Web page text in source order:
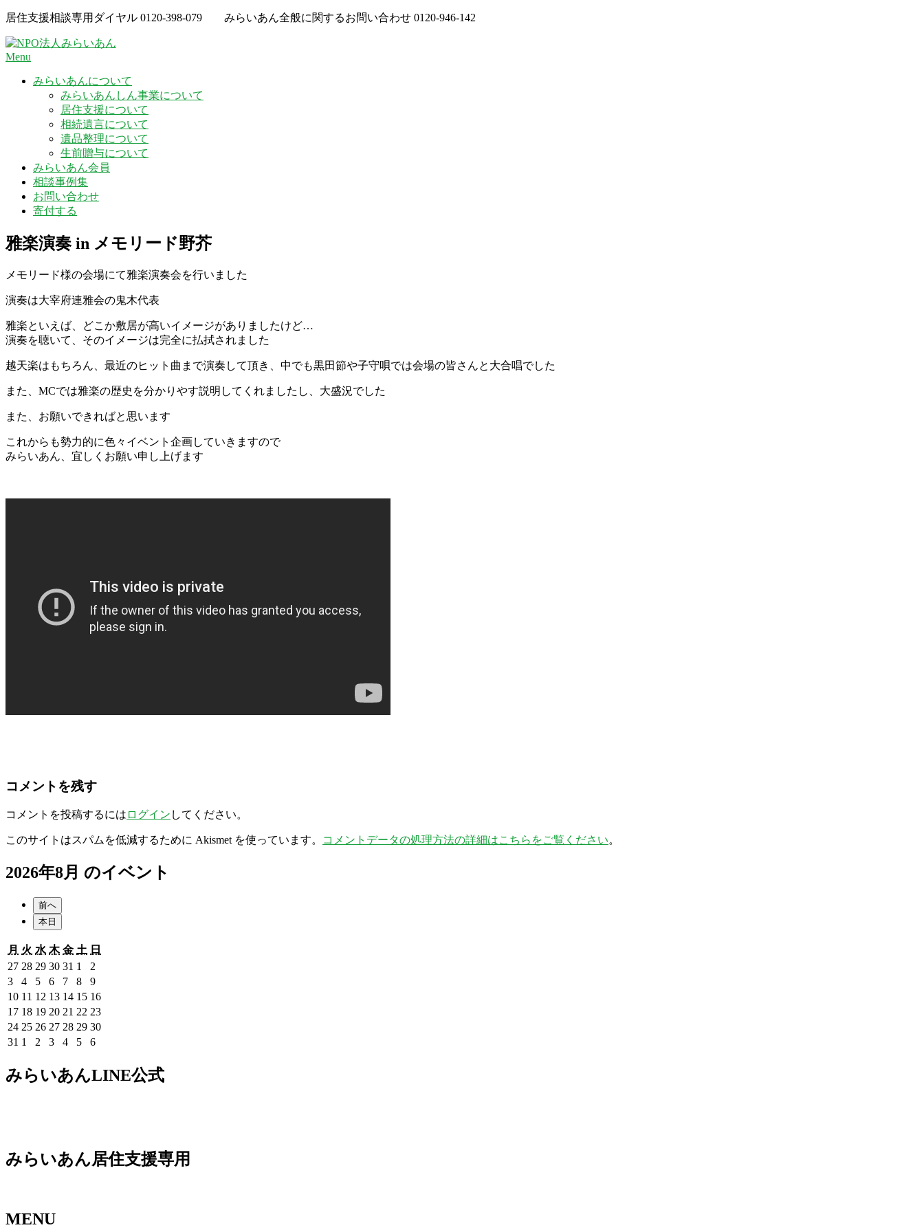
Skip
content
居住支援相談専用ダイヤル 0120-398-079 みらいあん全般に関するお問い合わせ 0120-946-142
Menu
みらいあんについて
みらいあんしん事業について
居住支援について
相続遺言について
遺品整理について
生前贈与について
みらいあん会員
相談事例集
お問い合わせ
寄付する
雅楽演奏 in メモリード野芥
メモリード様の会場にて雅楽演奏会を行いました
演奏は大宰府連雅会の鬼木代表
雅楽といえば、どこか敷居が高いイメージがありましたけど…
演奏を聴いて、そのイメージは完全に払拭されました
越天楽はもちろん、最近のヒット曲まで演奏して頂き、中でも黒田節や子守唄では会場の皆さんと大合唱でした
また、MCでは雅楽の歴史を分かりやす説明してくれましたし、大盛況でした
また、お願いできればと思います
これからも勢力的に色々イベント企画していきますので
みらいあん、宜しくお願い申し上げます
コメントを残す
コメントを投稿するには ログイン してください。
このサイトはスパムを低減するために Akismet を使っています。 コメントデータの処理方法の詳細はこちらをご覧ください。
2026年8月 のイベント
前へ
本日
月 月
曜
日
火 火
曜
日
水 水
曜
日
木木
曜
日
金金
曜
日
土 土
曜
日
日
272026
年
7
月
27
日
282026
年
7
月
28
日
292026
年
7
月
29
日
302026
年
7
月
30
日
31 2026
年
7
月
31
日
1
2026
年
8
月
1
日
2
年
8
月
2
日
32026
年
8
月
3
日
42026
年
8
月
4
日
52026
年
8
月
5
日
62026
年
8
月
6
日
72026
年
8
月
7
日
82026
年
8
月
8
日
92026
年
8
月
9
日
102026
年
8
月
10
11 2026
年
8
月
11
12 2026
年
8
月
12
132026
年
8
月
13
142026
年
8
月
14
152026
年
8
月
15
162026
8
172026
年
8
日
182026
年
8
日
192026
年
8
日
202026
年
日
21 2026
年
8
日
22 2026
年
8
日
232026
年
日
242026
年
月
24
252026
年
25
262026
年
26
272026
年
月
27
282026
年
月
28
292026
年
29
302026
30
31 2026
月
1
2026
9
月
2 2026
9
月
32026
月
42026
9
月
52026
9
月
62026
9
月
みらいあんLINE公式
みらいあん居住支援専用
MENU